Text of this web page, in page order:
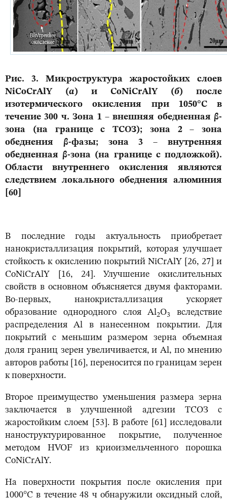
Рис. 3. Микроструктура жаростойких слоев
NiCoCrAlY (а) и CoNiCrAlY (б) после
изотермического окисления при 1050°C в
течение 300 ч. Зона 1 – внешняя обедненная β-
зона (на границе с ТСОЗ); зона 2 – зона
обеднения β-фазы; зона 3 – внутренняя
обедненная β-зона (на границе с подложкой).
Области внутреннего окисления являются
следствием локального обеднения алюминия
[60]
В последние годы актуальность приобретает
нанокристаллизация покрытий, которая улучшает
стойкость к окислению покрытий NiCrAlY [26, 27] и
CoNiCrAlY [16, 24]. Улучшение окислительных
свойств в основном объясняется двумя факторами.
Во-первых, нанокристаллизация ускоряет
образование однородного слоя Al2O3
вследствие
распределения Al в нанесенном покрытии. Для
покрытий с меньшим размером зерна объемная
доля границ зерен увеличивается, и Al, по мнению
авторов работы [16], переносится по границам зерен
к поверхности.
Второе преимущество уменьшения размера зерна
заключается в улучшенной адгезии ТСОЗ с
жаростойким слоем [53]. В работе [61] исследовали
наноструктурированное покрытие, полученное
методом HVOF из криоизмельченного порошка
CoNiCrAlY.
На поверхности покрытия после окисления при
1000°С в течение 48 ч обнаружили оксидный слой,